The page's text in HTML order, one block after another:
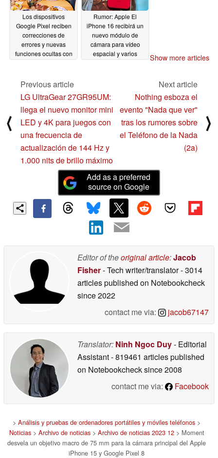
Los dispositivos
Google Pixel reciben
correcciones de
errores y nuevas
funciones ocultas con
Rumor: Apple El
iPhone 16 recibirá un
nuevo módulo de
cámara para vídeo
espacial y varios
Show more articles
⟨
Previous article
LG UltraGear 27GR95UM:
llega el nuevo monitor mini
LED y 4K para juegos con
una frecuencia de
actualización de 144 Hz y
1.000 nits de brillo máximo
Next article
Nothing esboza el
evento "Nada que ver"
tras los rumores sobre
el Teléfono de la Nada
(2a)
⟩
Add as a preferred
source on Google
Editor of theoriginal article:Jacob
Fisher- Tech writer/translator- 3014
articles published on Notebookcheck
since 2022
contact me via:
jacob67147
Translator: Ninh Ngoc Duy- Editorial
Assistant- 819461 articles published
on Notebookchecksince 2008
contact me via:
Facebook
> Análisis y pruebas de ordenadores portátiles y móviles teléfonos >
Noticias> Archivo de noticias> Archivo de noticias 2023 12> Moment
desvela un objetivo macro de 75 mm para la cámara principal del Apple
iPhone 15 y Google Pixel 8